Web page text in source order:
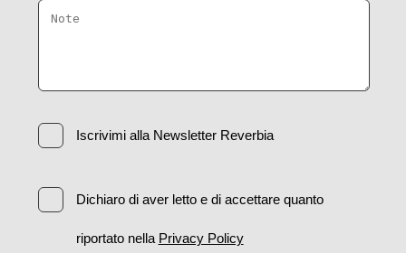
Iscrivimi alla Newsletter Reverbia
Dichiaro di aver letto e di accettare quanto
riportato nella Privacy Policy